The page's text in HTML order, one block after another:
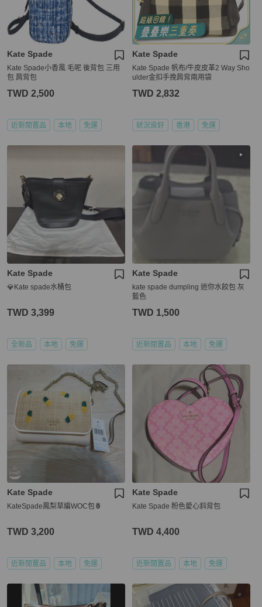
Kate Spade
Kate Spade小香風 毛呢 後背包 三用
包 肩背包
TWD 2,500
近新閒置品 本地 免運
Kate Spade
Kate Spade 帆布/牛皮皮革2 Way Sho
ulder金扣手挽肩背兩用袋
TWD 2,832
狀況良好 香港 免運
Kate Spade
💎Kate spade水桶包
TWD 3,399
全新品 本地 免運
Kate Spade
kate spade dumpling 迷你水餃包 灰
藍色
TWD 1,500
近新閒置品 本地 免運
Kate Spade
KateSpade鳳梨草編WOC包🍍
TWD 3,200
近新閒置品 本地 免運
Kate Spade
Kate Spade 粉色愛心斜背包
TWD 4,400
近新閒置品 本地 免運